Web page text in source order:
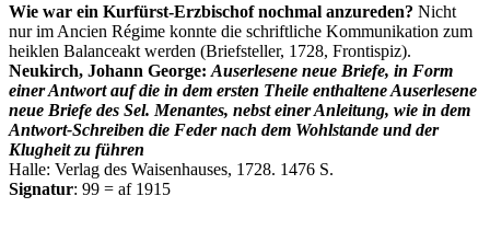
Wie war ein Kurfürst-Erzbischof nochmal anzureden? Nicht
nur im Ancien Régime konnte die schriftliche Kommunikation zum
heiklen Balanceakt werden (Briefsteller, 1728, Frontispiz).
Neukirch, Johann George: Auserlesene neue Briefe, in Form
einer Antwort auf die in dem ersten Theile enthaltene Auserlesene
neue Briefe des Sel. Menantes, nebst einer Anleitung, wie in dem
Antwort-Schreiben die Feder nach dem Wohlstande und der
Klugheit zu führen
Halle: Verlag des Waisenhauses, 1728. 1476 S.
Signatur: 99 = af 1915